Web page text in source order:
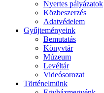
Nyertes pályázatok
Közbeszerzés
Adatvédelem
Gyűjteményeink
Bemutatás
Könyvtár
Múzeum
Levéltár
Videósorozat
Történelmünk